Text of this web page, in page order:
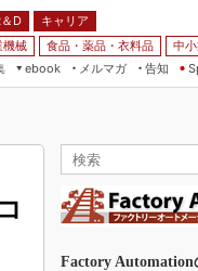
＆D
キャリア
機械 食品・薬品・衣料品
中
ebook
メルマガ
告知
Factory